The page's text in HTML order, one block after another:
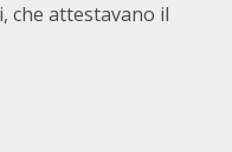
che attestavano il